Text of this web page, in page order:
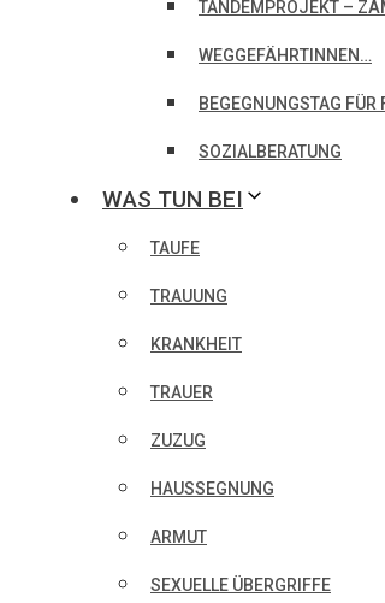
TANDEMPROJEKT –
WEGGEFÄHRTINNEN…
BEGEGNUNGSTAG FÜR
SOZIALBERATUNG
WAS TUN BEI
TAUFE
TRAUUNG
KRANKHEIT
TRAUER
ZUZUG
HAUSSEGNUNG
ARMUT
SEXUELLE ÜBERGRIFFE